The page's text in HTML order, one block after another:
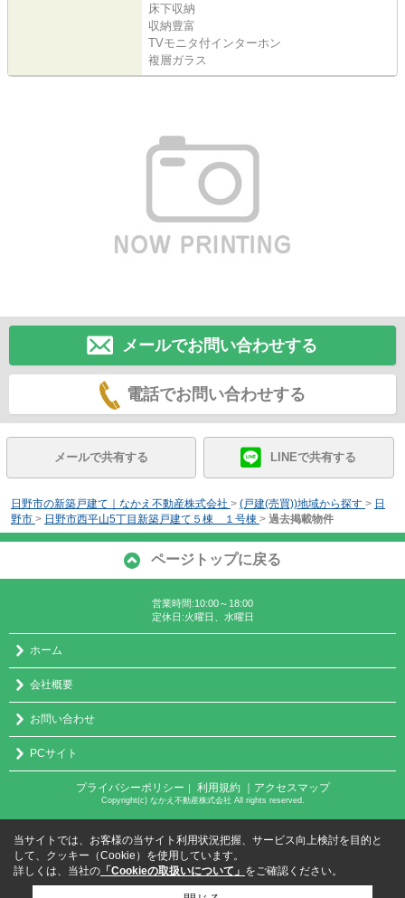
床下収納
収納豊富
TVモニタ付インターホン
複層ガラス
メールでお問い合わせする
電話でお問い合わせする
メールで共有する LINEで共有する
日野市の新築戸建て｜なかえ不動産株式会社 > (戸建(売買))地域から探す > 日
野市 > 日野市西平山5丁目新築戸建て５棟 １号棟 > 過去掲載物件
ページトップに戻る
営業時間:10:00～18:00
定休日:火曜日、水曜日
ホーム
会社概要
お問い合わせ
PCサイト
プライバシーポリシー ｜ 利用規約 ｜アクセスマップ
Copyright(c) なかえ不動産株式会社 All rights reserved.
当サイトでは、お客様の当サイト利用状況把握、サービス向上検討を目的と
して、クッキー（Cookie）を使用しています。
詳しくは、当社の 「Cookieの取扱いについて」 をご確認ください。